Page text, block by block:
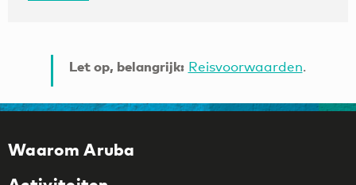
Let op, belangrijk: Reisvoorwaarden.
Waarom Aruba